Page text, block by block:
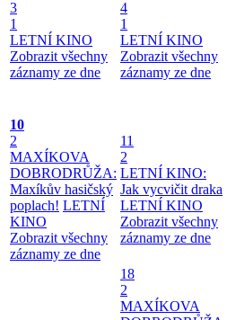
3
1
LETNÍ KINO
Zobrazit všechny
záznamy ze dne
4
1
LETNÍ KINO
Zobrazit všechny
záznamy ze dne
10
2
MAXÍKOVA
DOBRODRŮŽA:
Maxíkův hasičský
poplach! LETNÍ
KINO
Zobrazit všechny
záznamy ze dne
11
2
LETNÍ KINO:
Jak vycvičit draka
LETNÍ KINO
Zobrazit všechny
záznamy ze dne
18
2
MAXÍKOVA